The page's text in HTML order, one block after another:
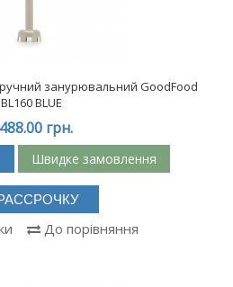
ручний занурювальний GoodFood
BL160 BLUE
грн.
Швидке замовлення
До порівняння